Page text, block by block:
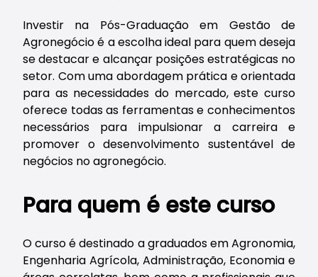
Investir na Pós-Graduação em Gestão de
Agronegócio é a escolha ideal para quem deseja
se destacar e alcançar posições estratégicas no
setor. Com uma abordagem prática e orientada
para as necessidades do mercado, este curso
oferece todas as ferramentas e conhecimentos
necessários para impulsionar a carreira e
promover o desenvolvimento sustentável de
negócios no agronegócio.
Para quem é este curso
O curso é destinado a graduados em Agronomia,
Engenharia Agrícola, Administração, Economia e